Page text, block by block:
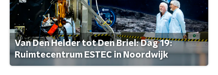
Van Den Helder tot Den Briel: Dag 19:
Ruimtecentrum ESTEC in Noordwijk